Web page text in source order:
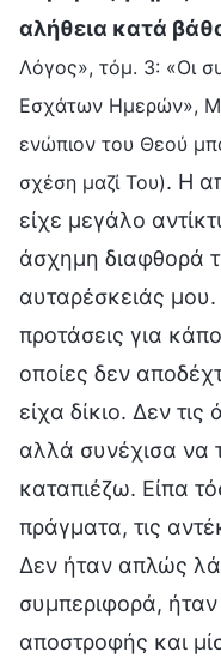
αλήθεια κατά
Λόγος», τόμ. 3: «Οι
Εσχάτων Ημερών»,
ενώπιον του Θεού
σχέση μαζί Του). Η
είχε μεγάλο
άσχημη διαφθορά
αυταρέσκειάς
προτάσεις για
οποίες δεν
είχα δίκιο. Δεν
αλλά συνέχισα να
καταπιέζω. Είπα
πράγματα, τις
Δεν ήταν απλώς
συμπεριφορά,
αποστροφής και